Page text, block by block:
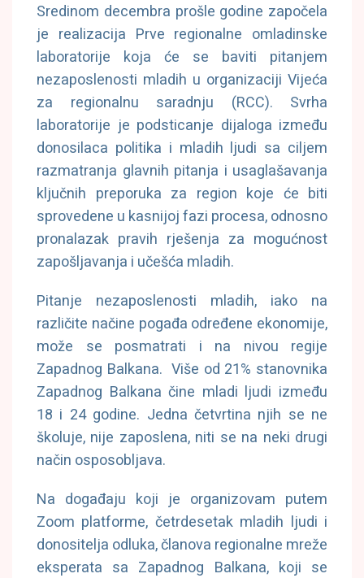
Sredinom decembra prošle godine započela
je realizacija Prve regionalne omladinske
laboratorije koja će se baviti pitanjem
nezaposlenosti mladih u organizaciji Vijeća
za regionalnu saradnju (RCC). Svrha
laboratorije je podsticanje dijaloga između
donosilaca politika i mladih ljudi sa ciljem
razmatranja glavnih pitanja i usaglašavanja
ključnih preporuka za region koje će biti
sprovedene u kasnijoj fazi procesa, odnosno
pronalazak pravih rješenja za mogućnost
zapošljavanja i učešća mladih.
Pitanje nezaposlenosti mladih, iako na
različite načine pogađa određene ekonomije,
može se posmatrati i na nivou regije
Zapadnog Balkana. Više od 21% stanovnika
Zapadnog Balkana čine mladi ljudi između
18 i 24 godine. Jedna četvrtina njih se ne
školuje, nije zaposlena, niti se na neki drugi
način osposobljava.
Na događaju koji je organizovam putem
Zoom platforme, četrdesetak mladih ljudi i
donositelja odluka, članova regionalne mreže
eksperata sa Zapadnog Balkana, koji se